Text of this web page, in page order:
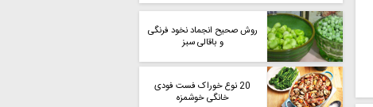
روش صحیح انجماد نخود فرنگی
و باقالی سبز
20 نوع خوراک فست فودی
خانگی خوشمزه